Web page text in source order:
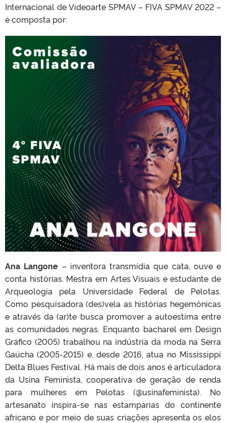
Internacional de Videoarte SPMAV – FIVA SPMAV 2022 –
é composta por:
Ana Langone – inventora transmídia que cata, ouve e
conta histórias. Mestra em Artes Visuais e estudante de
Arqueologia pela Universidade Federal de Pelotas.
Como pesquisadora (des)vela as histórias hegemônicas
e através da (ar)te busca promover a autoestima entre
as comunidades negras. Enquanto bacharel em Design
Gráfico (2005) trabalhou na indústria da moda na Serra
Gaúcha (2005-2015) e, desde 2016, atua no Mississippi
Delta Blues Festival. Há mais de dois anos é articuladora
da Usina Feminista, cooperativa de geração de renda
para mulheres em Pelotas (@usinafeminista). No
artesanato inspira-se nas estamparias do continente
africano e por meio de suas criações apresenta os elos